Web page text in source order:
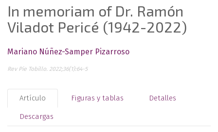
In memoriam of Dr. Ramón
Viladot Pericé (1942-2022)
Mariano Núñez-Samper Pizarroso
Rev Pie Tobillo. 2022;36(1):64-5
Artículo Figuras y tablas Detalles
Descargas